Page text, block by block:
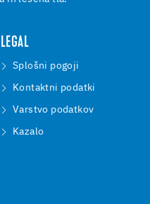
LEGAL
Splošni pogoji
Kontaktni podatki
Varstvo podatkov
Kazalo